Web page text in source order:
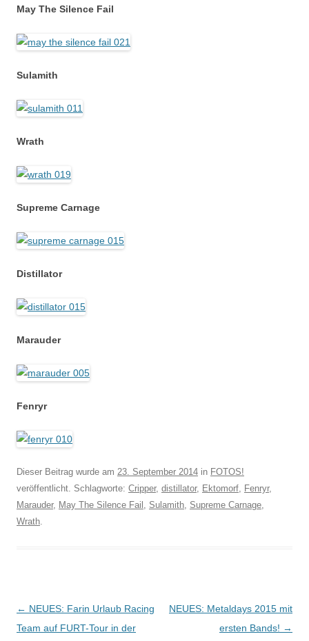
May The Silence Fail
Sulamith
Wrath
Supreme Carnage
Distillator
Marauder
Fenryr
Dieser Beitrag wurde am 23. September 2014 in FOTOS!
veröffentlicht. Schlagworte: Cripper, distillator, Ektomorf, Fenryr,
Marauder, May The Silence Fail , Sulamith, Supreme Carnage,
Wrath.
Beitragsnavigation
← NEUES: Farin Urlaub Racing
Team auf FURT-Tour in der
NEUES: Metaldays 2015 mit
ersten Bands! →